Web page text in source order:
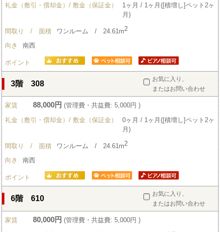
礼金（敷引・償却金）/ 敷金（保証金）
1ヶ月 / 1ヶ月([積増し]ペット2ヶ
月)
間取り / 面積 ワンルーム / 24.61m2
向き 南西
ポイント
お気に入り、
またはお問い合わせ
3階 308
家賃 88,000円 (管理費・共益費: 5,000円 )
礼金（敷引・償却金）/ 敷金（保証金）
0ヶ月 / 1ヶ月([積増し]ペット2ヶ
月)
間取り / 面積 ワンルーム / 24.61m2
向き 南西
ポイント
お気に入り、
またはお問い合わせ
6階 610
家賃 80,000円 (管理費・共益費: 5,000円 )